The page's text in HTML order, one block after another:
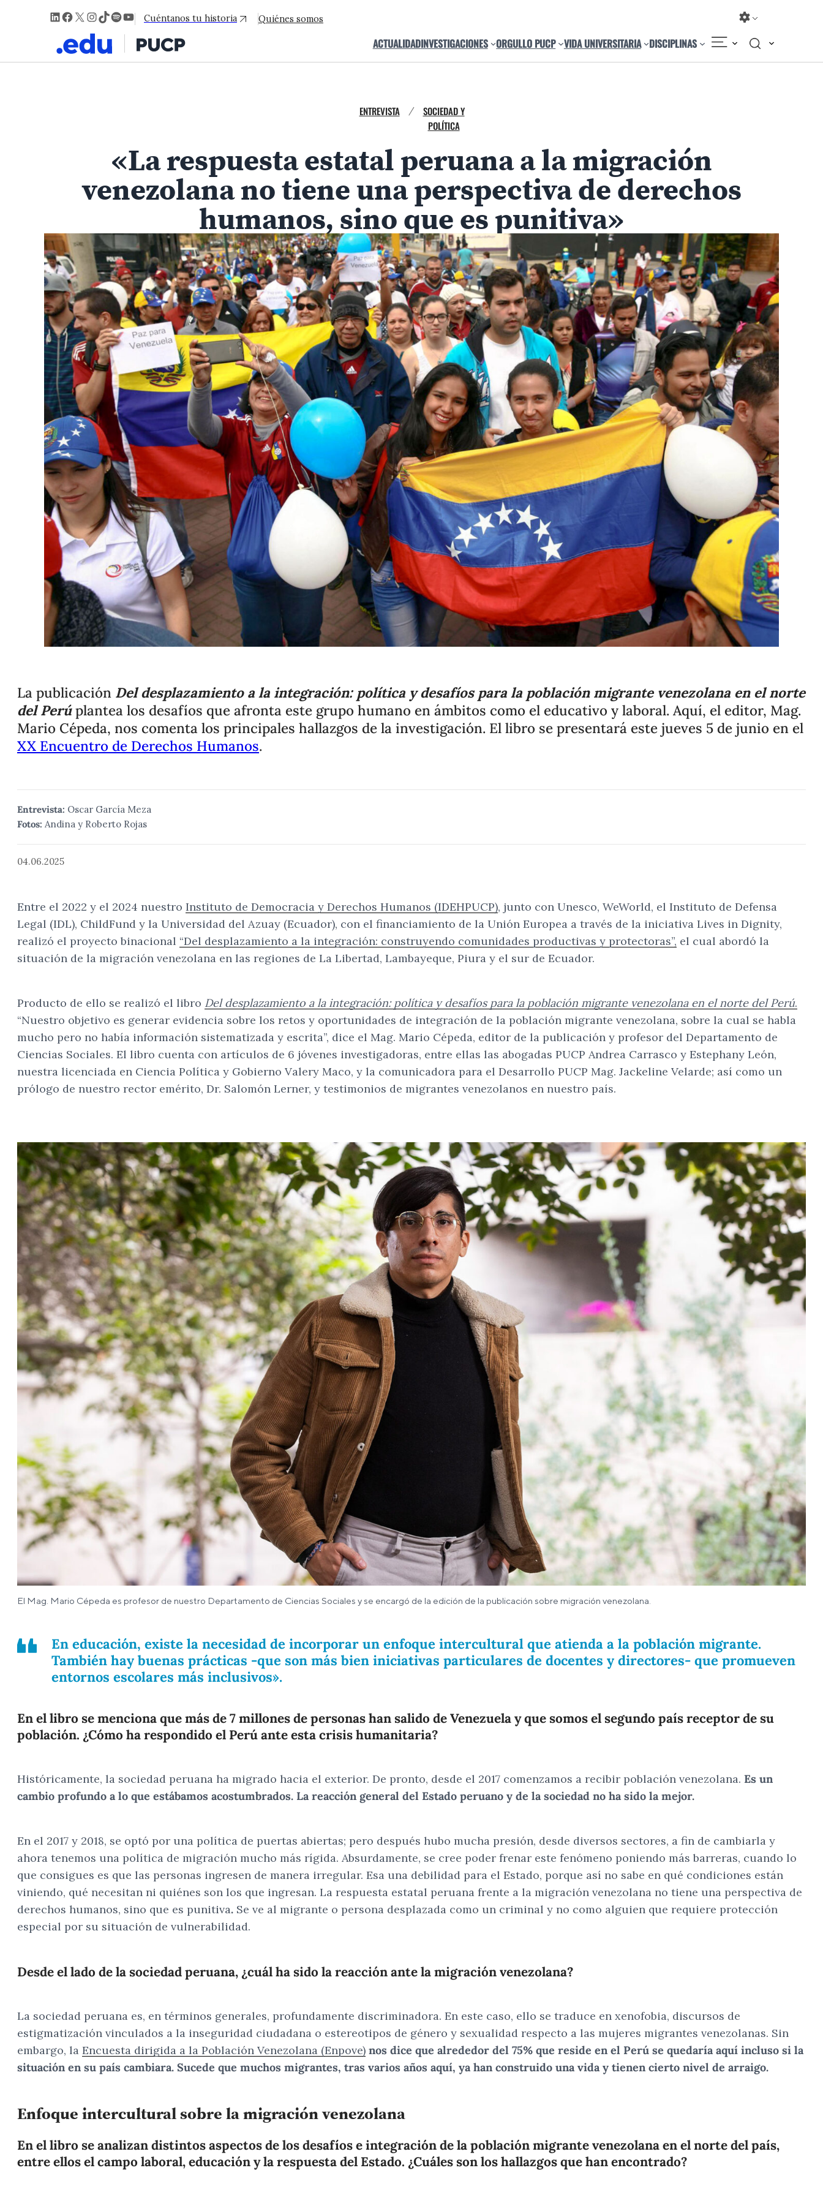
LinkedIn
Facebook
X Instagram
TikTok
Spotify
YouTube
Cuéntanos tu historia Quiénes somos
ACTUALIDADINVESTIGACIONES ORGULLO PUCP VIDA UNIVERSITARIA DISCIPLINAS
ENTREVISTA /
SOCIEDAD Y
POLÍTICA
«La respuesta estatal peruana a la migración
venezolana no tiene una perspectiva de derechos
humanos, sino que es punitiva»
La publicación Del desplazamiento a la integración: política y desafíos para la población migrante venezolana en el norte
del Perúplantea los desafíos que afronta este grupo humano en ámbitos como el educativo y laboral. Aquí, el editor, Mag.
Mario Cépeda, nos comenta los principales hallazgos de la investigación. El libro se presentará este jueves 5 de junio en el
XX Encuentro de Derechos Humanos.
Entrevista: Oscar García Meza
Fotos: Andina y Roberto Rojas
04.06.2025
Entre el 2022 y el 2024 nuestro Instituto de Democracia y Derechos Humanos (IDEHPUCP), junto con Unesco, WeWorld, el Instituto de Defensa
Legal (IDL), ChildFund y la Universidad del Azuay (Ecuador), con el financiamiento de la Unión Europea a través de la iniciativa Lives in Dignity,
realizó el proyecto binacional “Del desplazamiento a la integración: construyendo comunidades productivas y protectoras”, el cual abordó la
situación de la migración venezolana en las regiones de La Libertad, Lambayeque, Piura y el sur de Ecuador.
Producto de ello se realizó el libro Del desplazamiento a la integración: política y desafíos para la población migrante venezolana en el norte del Perú.
“Nuestro objetivo es generar evidencia sobre los retos y oportunidades de integración de la población migrante venezolana, sobre la cual se habla
mucho pero no había información sistematizada y escrita”, dice el Mag. Mario Cépeda, editor de la publicación y profesor del Departamento de
Ciencias Sociales. El libro cuenta con artículos de 6 jóvenes investigadoras, entre ellas las abogadas PUCP Andrea Carrasco y Estephany León,
nuestra licenciada en Ciencia Política y Gobierno Valery Maco, y la comunicadora para el Desarrollo PUCP Mag. Jackeline Velarde; así como un
prólogo de nuestro rector emérito, Dr. Salomón Lerner, y testimonios de migrantes venezolanos en nuestro país.
El Mag. Mario Cépeda es profesor de nuestro Departamento de Ciencias Sociales y se encargó de la edición de la publicación sobre migración venezolana.
En educación, existe la necesidad de incorporar un enfoque intercultural que atienda a la población migrante.
También hay buenas prácticas -que son más bien iniciativas particulares de docentes y directores- que promueven
entornos escolares más inclusivos».
En el libro se menciona que más de 7 millones de personas han salido de Venezuela y que somos el segundo país receptor de su
población. ¿Cómo ha respondido el Perú ante esta crisis humanitaria?
Históricamente, la sociedad peruana ha migrado hacia el exterior. De pronto, desde el 2017 comenzamos a recibir población venezolana. Es un
cambio profundo a lo que estábamos acostumbrados. La reacción general del Estado peruano y de la sociedad no ha sido la mejor.
En el 2017 y 2018, se optó por una política de puertas abiertas; pero después hubo mucha presión, desde diversos sectores, a fin de cambiarla y
ahora tenemos una política de migración mucho más rígida. Absurdamente, se cree poder frenar este fenómeno poniendo más barreras, cuando lo
que consigues es que las personas ingresen de manera irregular. Esa una debilidad para el Estado, porque así no sabe en qué condiciones están
viniendo, qué necesitan ni quiénes son los que ingresan. La respuesta estatal peruana frente a la migración venezolana no tiene una perspectiva de
derechos humanos, sino que es punitiva. Se ve al migrante o persona desplazada como un criminal y no como alguien que requiere protección
especial por su situación de vulnerabilidad.
Desde el lado de la sociedad peruana, ¿cuál ha sido la reacción ante la migración venezolana?
La sociedad peruana es, en términos generales, profundamente discriminadora. En este caso, ello se traduce en xenofobia, discursos de
estigmatización vinculados a la inseguridad ciudadana o estereotipos de género y sexualidad respecto a las mujeres migrantes venezolanas. Sin
embargo, la Encuesta dirigida a la Población Venezolana (Enpove) nos dice que alrededor del 75% que reside en el Perú se quedaría aquí incluso si la
situación en su país cambiara. Sucede que muchos migrantes, tras varios años aquí, ya han construido una vida y tienen cierto nivel de arraigo.
Enfoque intercultural sobre la migración venezolana
En el libro se analizan distintos aspectos de los desafíos e integración de la población migrante venezolana en el norte del país,
entre ellos el campo laboral, educación y la respuesta del Estado. ¿Cuáles son los hallazgos que han encontrado?